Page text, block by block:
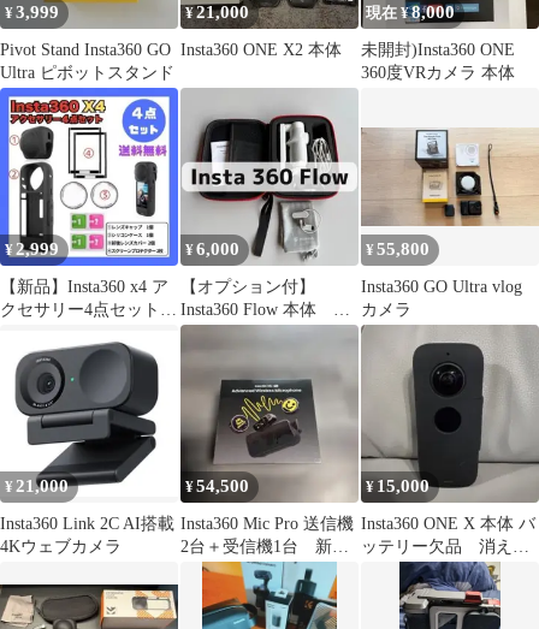
¥3,999
Pivot Stand Insta360 GO
Ultra ピボットスタンド
¥21,000
Insta360 ONE X2 本体
現在 ¥8,000
未開封)Insta360 ONE
360度VRカメラ 本体
¥ 2,999
【新品】Insta360 x4 ア
クセサリー4点セット
¥6,000
【オプション付】
Insta360 Flow 本体 ス
ポットライト＆専用ケ
¥55,800
Insta360 GO Ultra vlog
カメラ
¥ 21,000
Insta360 Link 2C AI搭載
4Kウェブカメラ
¥54,500
Insta360 Mic Pro 送信機
2台＋受信機1台 新品
未開封
¥ 15,000
Insta360 ONE X 本体 バ
ッテリー欠品 消える
自撮り棒付属